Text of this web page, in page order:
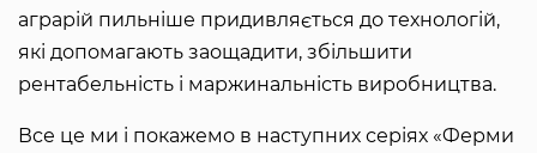
аграрій пильніше придивляється до технологій,
які допомагають заощадити, збільшити
рентабельність і маржинальність виробництва.
Все це ми і покажемо в наступних серіях «Ферми